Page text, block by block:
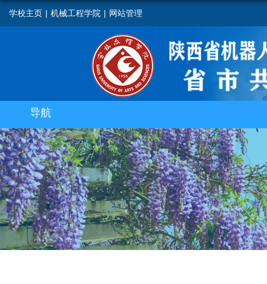
学校主页 | 机械工程学院 | 网站管理
导航